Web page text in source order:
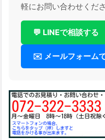
軽にお問い合わせくださ
💬 LINEで相談する
✉️ メールフォーム